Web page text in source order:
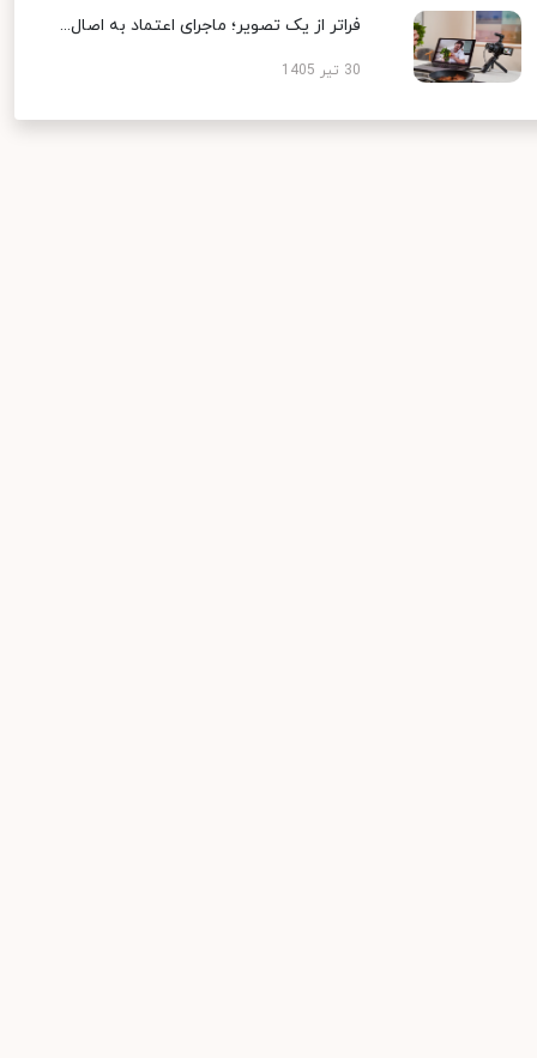
فراتر از یک تصویر؛ ماجرای اعتماد به اصال...
30 تیر 1405